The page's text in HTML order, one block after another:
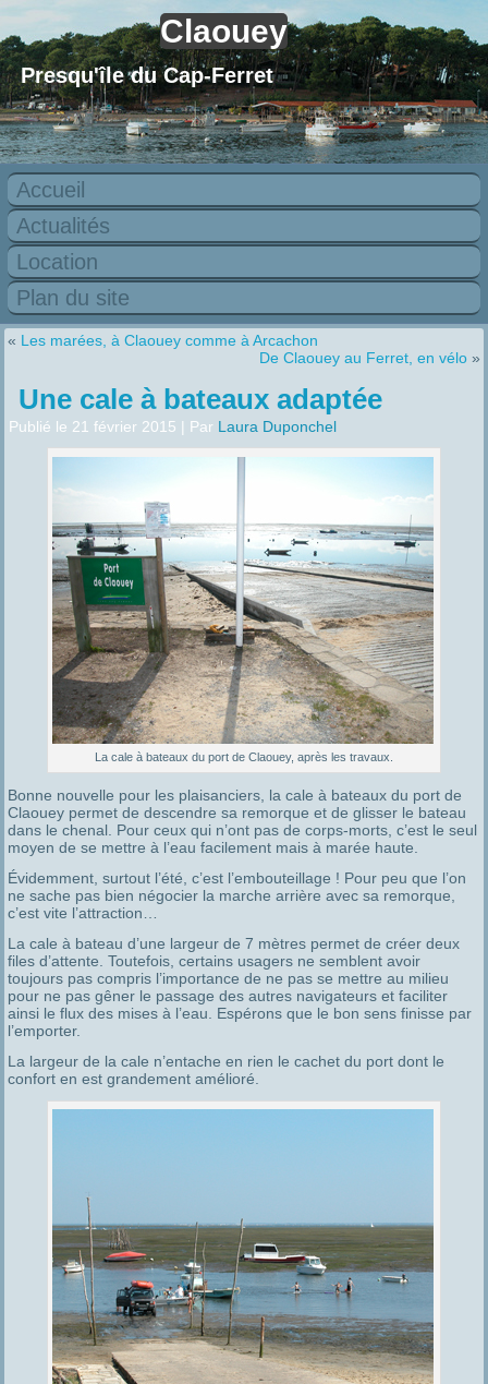
Claouey
Presqu'île du Cap-Ferret
Accueil
Actualités
Location
Plan du site
« Les marées, à Claouey comme à Arcachon
De Claouey au Ferret, en vélo»
Une cale à bateaux adaptée
Publié le 21 février 2015 | Par Laura Duponchel
La cale à bateaux du port de Claouey, après les travaux.
Bonne nouvelle pour les plaisanciers, la cale à bateaux du port de
Claouey permet de descendre sa remorque et de glisser le bateau
dans le chenal. Pour ceux qui n’ont pas de corps-morts, c’est le seul
moyen de se mettre à l’eau facilement mais à marée haute.
Évidemment, surtout l’été, c’est l’embouteillage ! Pour peu que l’on
ne sache pas bien négocier la marche arrière avec sa remorque,
c’est vite l’attraction…
La cale à bateau d’une largeur de 7 mètres permet de créer deux
files d’attente. Toutefois, certains usagers ne semblent avoir
toujours pas compris l’importance de ne pas se mettre au milieu
pour ne pas gêner le passage des autres navigateurs et faciliter
ainsi le flux des mises à l’eau. Espérons que le bon sens finisse par
l’emporter.
La largeur de la cale n’entache en rien le cachet du port dont le
confort en est grandement amélioré.